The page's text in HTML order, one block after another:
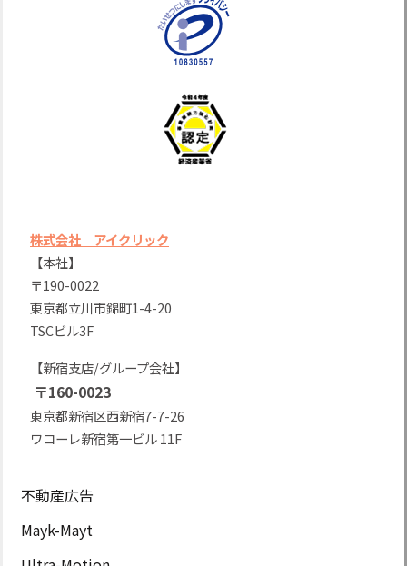
株式会社 アイクリック
【本社】
〒190-0022
東京都立川市錦町1-4-20
TSCビル3F
【新宿支店/グループ会社】
〒160-0023
東京都新宿区西新宿7-7-26
ワコーレ新宿第一ビル 11F
不動産広告
Mayk-Mayt